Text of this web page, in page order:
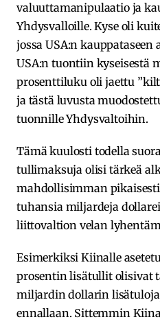
valuuttamanipulaatio ja
Yhdysvalloille. Kyse oli
jossa USA:n
USA:n tuontiin kyseisestä
prosenttiluku oli jaettu
ja tästä luvusta
tuonnille Yhdysvaltoihin.
Tämä kuulosti todella
tullimaksuja olisi tärkeä
mahdollisimman
tuhansia miljardeja
liittovaltion velan
Esimerkiksi Kiinalle
prosentin lisätullit olisivat
miljardin dollarin
ennallaan. Sittemmin